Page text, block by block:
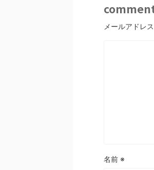
メールアドレ
名前 ※